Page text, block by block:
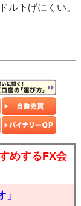
ル下げにくい。
めするFX会